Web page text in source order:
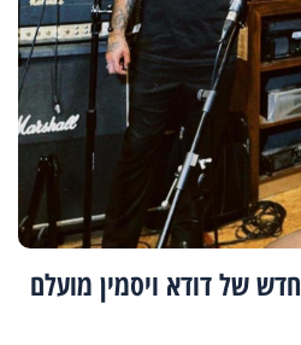
של דודא ויסמין מועלם